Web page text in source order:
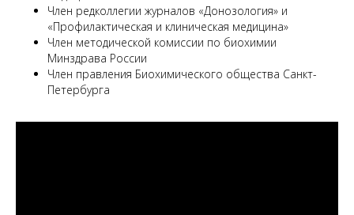
Член редколлегии журналов «Донозология» и
«Профилактическая и клиническая медицина»
Член методической комиссии по биохимии
Минздрава России
Член правления Биохимического общества Санкт-
Петербурга